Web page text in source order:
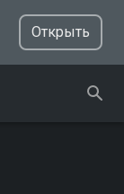
Открыть